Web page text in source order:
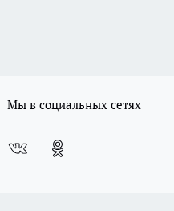
Мы в социальных сетях